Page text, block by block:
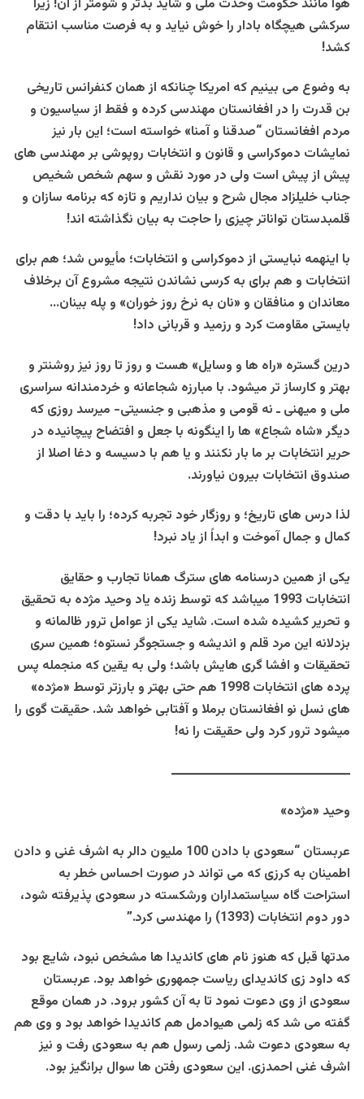
هوا مانند حکومت وحدت ملی و شاید بدتر و شومتر از آن! زیرا
سرکشی هیچگاه بادار را خوش نیاید و به فرصت مناسب انتقام
کشد!
به وضوع می بینیم که امریکا چنانکه از همان کنفرانس تاریخی
بن قدرت را در افغانستان مهندسی کرده و فقط از سیاسیون و
مردم افغانستان “صدقنا و آمنا» خواسته است؛ این بار نیز
نمایشات دموکراسی و قانون و انتخابات روپوشی بر مهندسی های
پیش از پیش است ولی در مورد نقش و سهم شخص شخیص
جناب خلیلزاد مجال شرح و بیان نداریم و تازه که برنامه سازان و
قلمبدستان تواناتر چیزی را حاجت به بیان نگذاشته اند!
با اینهمه نبایستی از دموکراسی و انتخابات؛ مأیوس شد؛ هم برای
انتخابات و هم برای به کرسی نشاندن نتیجه مشروع آن برخلاف
معاندان و منافقان و «نان به نرخ روز خوران» و پله بینان…
بایستی مقاومت کرد و رزمید و قربانی داد!
درین گستره «راه ها و وسایل» هست و روز تا روز نیز روشنتر و
بهتر و کارساز تر میشود. با مبارزه شجاعانه و خردمندانه سراسری
ملی و میهنی ـ نه قومی و مذهبی و جنسیتی- میرسد روزی که
دیگر «شاه شجاع» ها را اینگونه با جعل و افتضاح پیچانیده در
حریر انتخابات بر ما بار نکنند و یا هم با دسیسه و دغا اصلا از
صندوق انتخابات بیرون نیاورند.
لذا درس های تاریخ؛ و روزگار خود تجربه کرده؛ را باید با دقت و
کمال و جمال آموخت و ابداً از یاد نبرد!
یکی از همین درسنامه های سترگ همانا تجارب و حقایق
انتخابات 1993 میباشد که توسط زنده یاد وحید مژده به تحقیق
و تحریر کشیده شده است. شاید یکی از عوامل ترور ظالمانه و
بزدلانه این مرد قلم و اندیشه و جستجوگر نستوه؛ همین سری
تحقیقات و افشا گری هایش باشد؛ ولی به یقین که منجمله پس
پرده های انتخابات 1998 هم حتی بهتر و بارزتر توسط «مژده»
های نسل نو افغانستان برملا و آفتابی خواهد شد. حقیقت گوی را
میشود ترور کرد ولی حقیقت را نه!
ــــــــــــــــــــــــــــــــــــــــــــ
وحید «مژده»
عربستان “سعودی با دادن 100 ملیون دالر به اشرف غنی و دادن
اطمینان به کرزی که می تواند در صورت احساس خطر به
استراحت گاه سیاستمداران ورشکسته در سعودی پذیرفته شود،
دور دوم انتخابات (1393) را مهندسی کرد.”
مدتها قبل که هنوز نام های کاندیدا ها مشخص نبود، شایع بود
که داود زی کاندیدای ریاست جمهوری خواهد بود. عربستان
سعودی از وی دعوت نمود تا به آن کشور برود. در همان موقع
گفته می شد که زلمی هیوادمل هم کاندیدا خواهد بود و وی هم
به سعودی دعوت شد. زلمی رسول هم به سعودی رفت و نیز
اشرف غنی احمدزی. این سعودی رفتن ها سوال برانگیز بود.